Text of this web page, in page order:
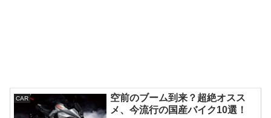
CAR
空前のブーム到来？超絶オスス
メ、今流行の国産バイク10選！